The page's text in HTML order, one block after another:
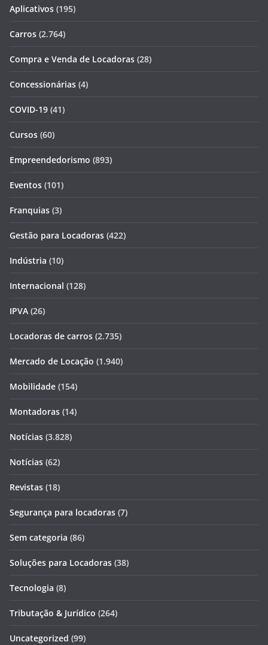
Aplicativos (195)
Carros (2.764)
Compra e Venda de Locadoras (28)
Concessionárias (4)
COVID-19 (41)
Cursos (60)
Empreendedorismo (893)
Eventos (101)
Franquias (3)
Gestão para Locadoras (422)
Indústria (10)
Internacional (128)
IPVA (26)
Locadoras de carros (2.735)
Mercado de Locação (1.940)
Mobilidade (154)
Montadoras (14)
Notícias (3.828)
Notícias (62)
Revistas (18)
Segurança para locadoras (7)
Sem categoria (86)
Soluções para Locadoras (38)
Tecnologia (8)
Tributação & Jurídico (264)
Uncategorized (99)